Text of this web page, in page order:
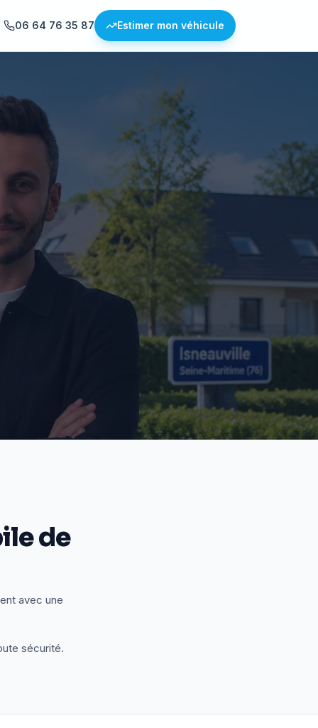
06 64 76 35 87 Estimer mon véhicule
de
avec une
sécurité.